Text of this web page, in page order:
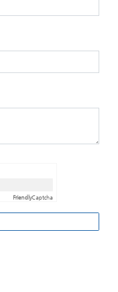
FriendlyCaptcha